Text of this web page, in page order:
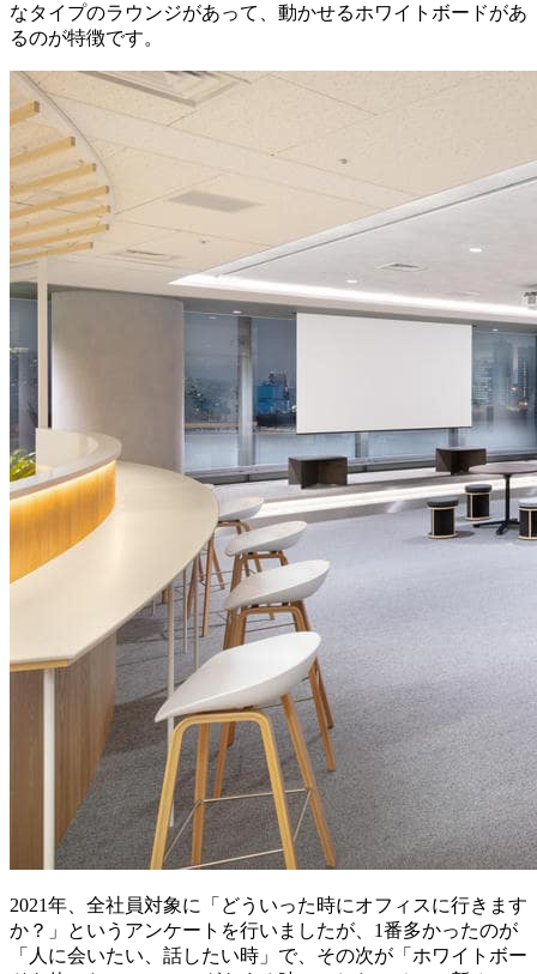
なタイプのラウンジがあって、動かせるホワイトボードがあ
るのが特徴です。
2021年、全社員対象に「どういった時にオフィスに行きます
か？」というアンケートを行いましたが、1番多かったのが
「人に会いたい、話したい時」で、その次が「ホワイトボー